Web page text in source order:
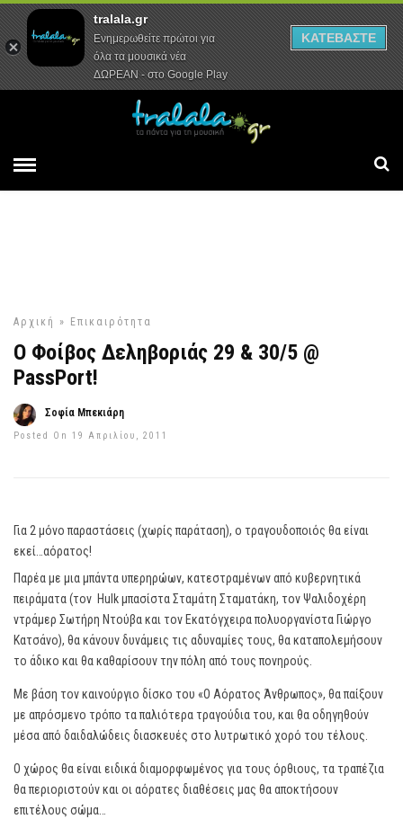
Αρχική Συνεντεύξεις Ρεπορτάζ
Αρχική » Επικαιρότητα
Ο Φοίβος Δεληβοριάς 29 & 30/5 @
PassPort!
Σοφία Μπεκιάρη
Posted On 19 Απριλίου, 2011
Για 2 μόνο παραστάσεις (χωρίς παράταση), ο τραγουδοποιός θα είναι
εκεί…αόρατος!
Παρέα με μια μπάντα υπερηρώων, κατεστραμένων από κυβερνητικά
πειράματα (τον Hulk μπασίστα Σταμάτη Σταματάκη, τον Ψαλιδοχέρη
ντράμερ Σωτήρη Ντούβα και τον Εκατόγχειρα πολυοργανίστα Γιώργο
Κατσάνο), θα κάνουν δυνάμεις τις αδυναμίες τους, θα καταπολεμήσουν
το άδικο και θα καθαρίσουν την πόλη από τους πονηρούς.
Με βάση τον καινούργιο δίσκο του «Ο Αόρατος Άνθρωπος», θα παίξουν
με απρόσμενο τρόπο τα παλιότερα τραγούδια του, και θα οδηγηθούν
μέσα από δαιδαλώδεις διασκευές στο λυτρωτικό χορό του τέλους.
Ο χώρος θα είναι ειδικά διαμορφωμένος για τους όρθιους, τα τραπέζια
θα περιοριστούν και οι αόρατες διαθέσεις μας θα αποκτήσουν
επιτέλους σώμα…
tralala.gr
Ενημερωθείτε πρώτοι για
όλα τα μουσικά νέα
ΔΩΡΕΑΝ - στο Google Play
ΚΑΤΕΒΑΣΤΕ